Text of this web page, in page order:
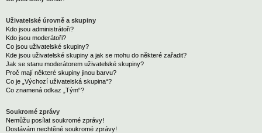
Uživatelské úrovně a skupiny
Kdo jsou administrátoři?
Kdo jsou moderátoři?
Co jsou uživatelské skupiny?
Kde jsou uživatelské skupiny a jak se mohu do některé zařadit?
Jak se stanu moderátorem uživatelské skupiny?
Proč mají některé skupiny jinou barvu?
Co je „Výchozí uživatelská skupina“?
Co znamená odkaz „Tým“?
Soukromé zprávy
Nemůžu posílat soukromé zprávy!
Dostávám nechtěné soukromé zprávy!